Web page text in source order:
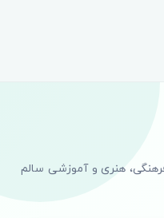
هنری و آموزشی سالم